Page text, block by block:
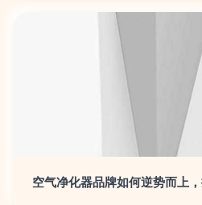
空气净化器品牌如何逆势而上